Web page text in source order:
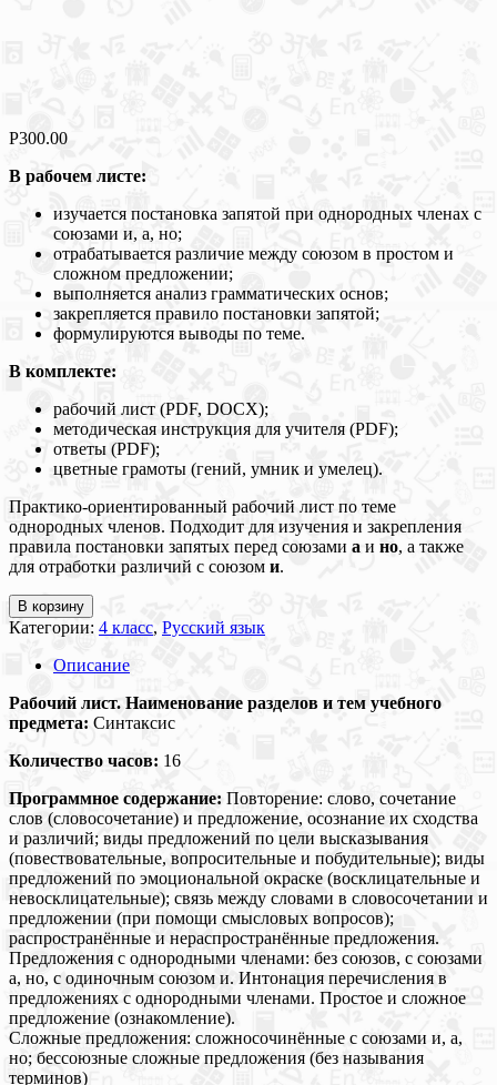
Р300.00
В рабочем листе:
изучается постановка запятой при однородных членах с
союзами и, а, но;
отрабатывается различие между союзом в простом и
сложном предложении;
выполняется анализ грамматических основ;
закрепляется правило постановки запятой;
формулируются выводы по теме.
В комплекте:
рабочий лист (PDF, DOCX);
методическая инструкция для учителя (PDF);
ответы (PDF);
цветные грамоты (гений, умник и умелец).
Практико-ориентированный рабочий лист по теме
однородных членов. Подходит для изучения и закрепления
правила постановки запятых перед союзами а и но, а также
для отработки различий с союзом и.
В корзину
Категории: 4 класс, Русский язык
Описание
Рабочий лист. Наименование разделов и тем учебного
предмета: Синтаксис
Количество часов: 16
Программное содержание: Повторение: слово, сочетание
слов (словосочетание) и предложение, осознание их сходства
и различий; виды предложений по цели высказывания
(повествовательные, вопросительные и побудительные); виды
предложений по эмоциональной окраске (восклицательные и
невосклицательные); связь между словами в словосочетании и
предложении (при помощи смысловых вопросов);
распространённые и нераспространённые предложения.
Предложения с однородными членами: без союзов, с союзами
а, но, с одиночным союзом и. Интонация перечисления в
предложениях с однородными членами. Простое и сложное
предложение (ознакомление).
Сложные предложения: сложносочинённые с союзами и, а,
но; бессоюзные сложные предложения (без называния
терминов)